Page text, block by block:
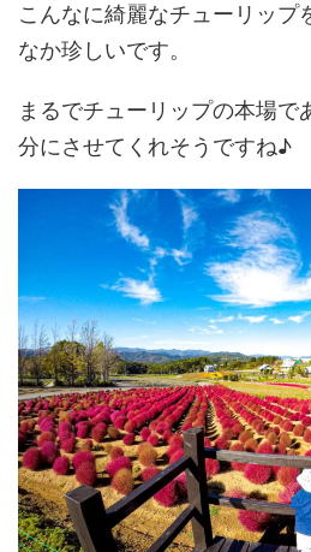
こんなに綺麗なチューリップ
なか珍しいです。
まるでチューリップの本場で
分にさせてくれそうですね♪